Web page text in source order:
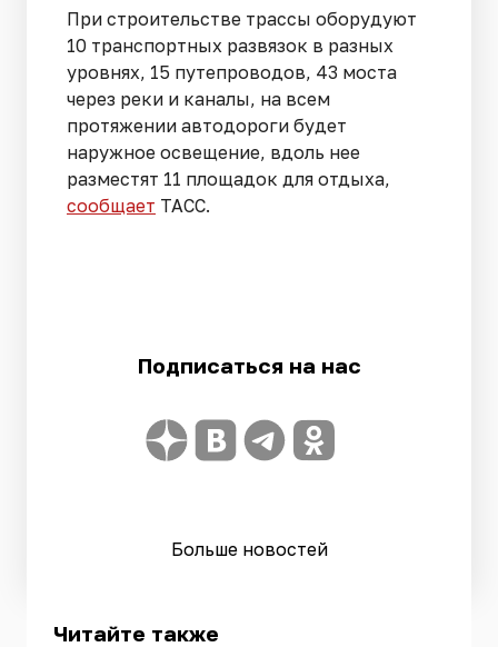
При строительстве трассы оборудуют
10 транспортных развязок в разных
уровнях, 15 путепроводов, 43 моста
через реки и каналы, на всем
протяжении автодороги будет
наружное освещение, вдоль нее
разместят 11 площадок для отдыха,
сообщает ТАСС.
Подписаться на нас
Больше новостей
Читайте также